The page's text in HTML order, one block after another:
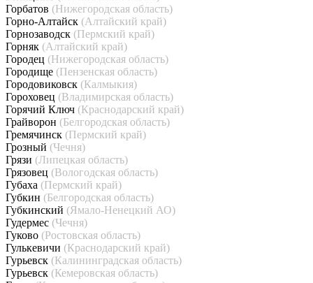
Горбатов (Нижегородская область)
Горно-Алтайск (Алтайский край)
Горнозаводск (Пермский край)
Горняк (Алтайский край)
Городец (Нижегородская область)
Городище (Пензенская область)
Городовиковск (Калмыкия)
Гороховец (Владимирская область)
Горячий Ключ (Краснодарский край)
Грайворон (Белгородская область)
Гремячинск (Пермский край)
Грозный (Чечня)
Грязи (Липецкая область)
Грязовец (Вологодская область)
Губаха (Пермский край)
Губкин (Белгородская область)
Губкинский (Ямало-Ненецкий АО)
Гудермес (Чечня)
Гуково (Ростовская область)
Гулькевичи (Краснодарский край)
Гурьевск (Калининградская область)
Гурьевск (Кемеровская область)